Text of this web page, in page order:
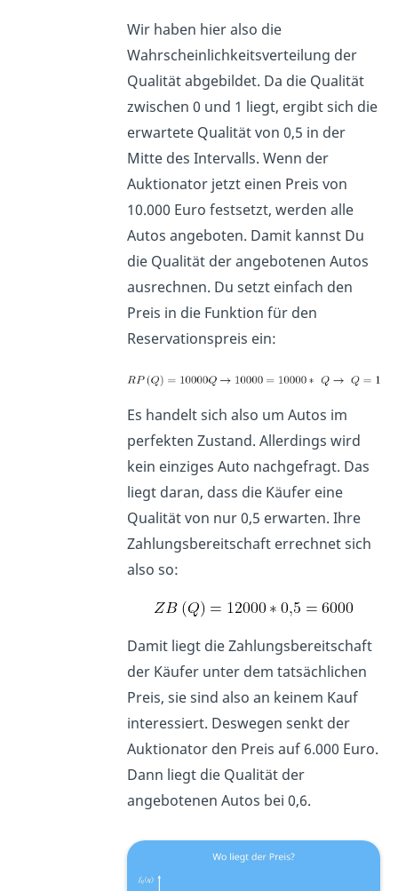
Wir haben hier also die
Wahrscheinlichkeitsverteilung der
Qualität abgebildet. Da die Qualität
zwischen 0 und 1 liegt, ergibt sich die
erwartete Qualität von 0,5 in der
Mitte des Intervalls. Wenn der
Auktionator jetzt einen Preis von
10.000 Euro festsetzt, werden alle
Autos angeboten. Damit kannst Du
die Qualität der angebotenen Autos
ausrechnen. Du setzt einfach den
Preis in die Funktion für den
Reservationspreis ein:
Es handelt sich also um Autos im
perfekten Zustand. Allerdings wird
kein einziges Auto nachgefragt. Das
liegt daran, dass die Käufer eine
Qualität von nur 0,5 erwarten. Ihre
Zahlungsbereitschaft errechnet sich
also so:
Damit liegt die Zahlungsbereitschaft
der Käufer unter dem tatsächlichen
Preis, sie sind also an keinem Kauf
interessiert. Deswegen senkt der
Auktionator den Preis auf 6.000 Euro.
Dann liegt die Qualität der
angebotenen Autos bei 0,6.